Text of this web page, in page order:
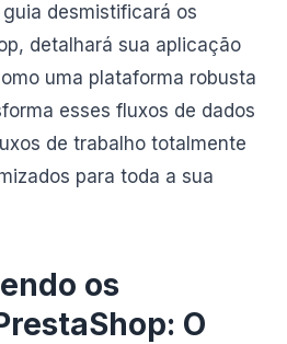
desmistificará os
detalhará sua aplicação
uma plataforma robusta
esses fluxos de dados
de trabalho totalmente
para toda a sua
os
O